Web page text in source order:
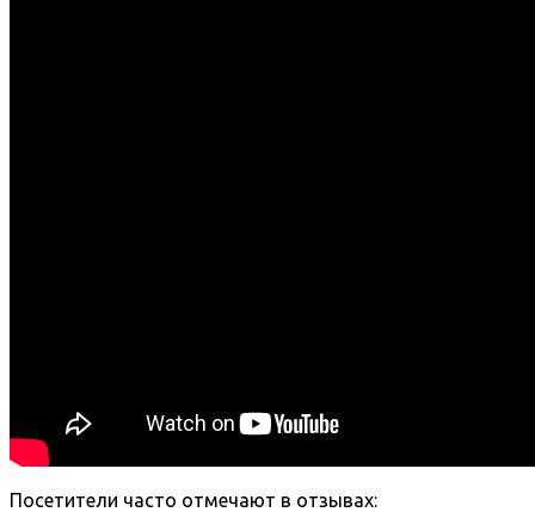
Посетители часто отмечают в отзывах: